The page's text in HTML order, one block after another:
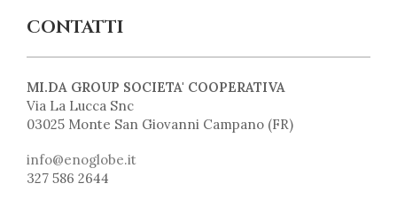
CONTATTI
MI.DA GROUP SOCIETA' COOPERATIVA
Via La Lucca Snc
03025 Monte San Giovanni Campano (FR)
info@enoglobe.it
327 586 2644